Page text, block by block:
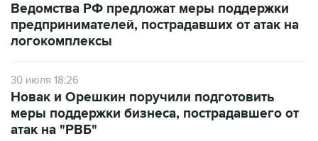
Ведомства РФ предложат меры поддержки
предпринимателей, пострадавших от атак на
логокомплексы
30 июля 18:26
Новак и Орешкин поручили подготовить
меры поддержки бизнеса, пострадавшего от
атак на "РВБ"